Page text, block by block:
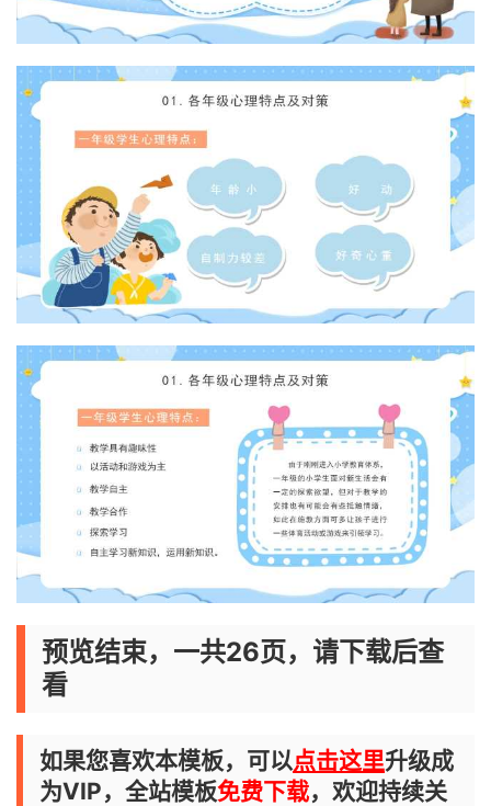
预览结束，一共26页，请下载后查
看
如果您喜欢本模板，可以点击这里升级成
为VIP，全站模板免费下载，欢迎持续关